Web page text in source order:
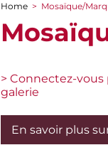
You are here
Home > Mosaïque/
> Connectez-
galerie
En savoir plus